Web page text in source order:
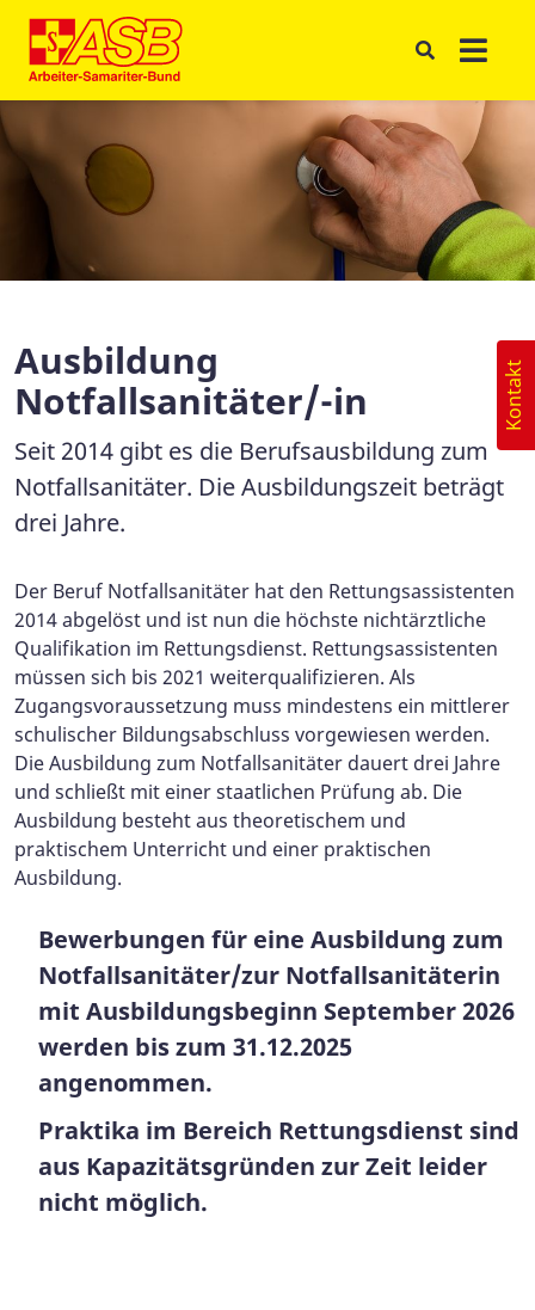
Ausbildung
Notfallsanitäter/-in
Seit 2014 gibt es die Berufsausbildung zum
Notfallsanitäter. Die Ausbildungszeit beträgt
drei Jahre.
Der Beruf Notfallsanitäter hat den Rettungsassistenten
2014 abgelöst und ist nun die höchste nichtärztliche
Qualifikation im Rettungsdienst. Rettungsassistenten
müssen sich bis 2021 weiterqualifizieren. Als
Zugangsvoraussetzung muss mindestens ein mittlerer
schulischer Bildungsabschluss vorgewiesen werden.
Die Ausbildung zum Notfallsanitäter dauert drei Jahre
und schließt mit einer staatlichen Prüfung ab. Die
Ausbildung besteht aus theoretischem und
praktischem Unterricht und einer praktischen
Ausbildung.
Bewerbungen für eine Ausbildung zum
Notfallsanitäter/zur Notfallsanitäterin
mit Ausbildungsbeginn September 2026
werden bis zum 31.12.2025
angenommen.
Praktika im Bereich Rettungsdienst sind
aus Kapazitätsgründen zur Zeit leider
nicht möglich.
Kontakt